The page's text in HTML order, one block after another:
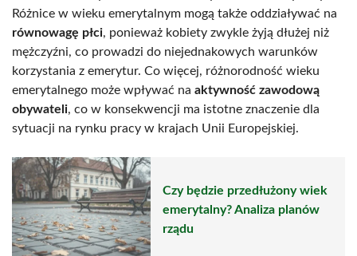
Różnice w wieku emerytalnym mogą także oddziaływać na
równowagę płci, ponieważ kobiety zwykle żyją dłużej niż
mężczyźni, co prowadzi do niejednakowych warunków
korzystania z emerytur. Co więcej, różnorodność wieku
emerytalnego może wpływać na aktywność zawodową
obywateli, co w konsekwencji ma istotne znaczenie dla
sytuacji na rynku pracy w krajach Unii Europejskiej.
Czy będzie przedłużony wiek
emerytalny? Analiza planów
rządu